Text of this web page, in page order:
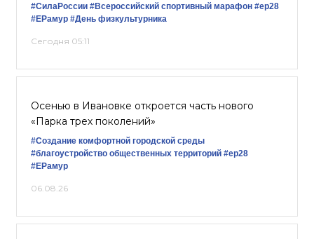
#СилаРоссии #Всероссийский спортивный марафон #ер28
#ЕРамур #День физкультурника
Сегодня 05:11
Осенью в Ивановке откроется часть нового
«Парка трех поколений»
#Создание комфортной городской среды
#благоустройство общественных территорий #ер28
#ЕРамур
06.08.26